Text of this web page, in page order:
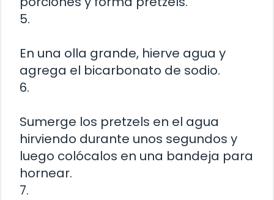
5.
En una olla grande, hierve agua y
agrega el bicarbonato de sodio.
6.
Sumerge los pretzels en el agua
hirviendo durante unos segundos y
luego colócalos en una bandeja para
hornear.
7.